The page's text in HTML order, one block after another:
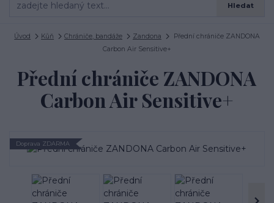
Hledat
Úvod Kůň Chrániče, bandáže Zandona
Přední chrániče ZANDONA
Carbon Air Sensitive+
Přední chrániče ZANDONA
Carbon Air Sensitive+
Doprava ZDARMA